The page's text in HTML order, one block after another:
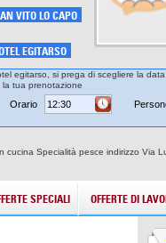
VITO LO CAPO
EGITARSO
egitarso, si prega di scegliere la
tua prenotazione
Orario
Specialità pesce indirizzo Via
SPECIALI OFFERTE DI